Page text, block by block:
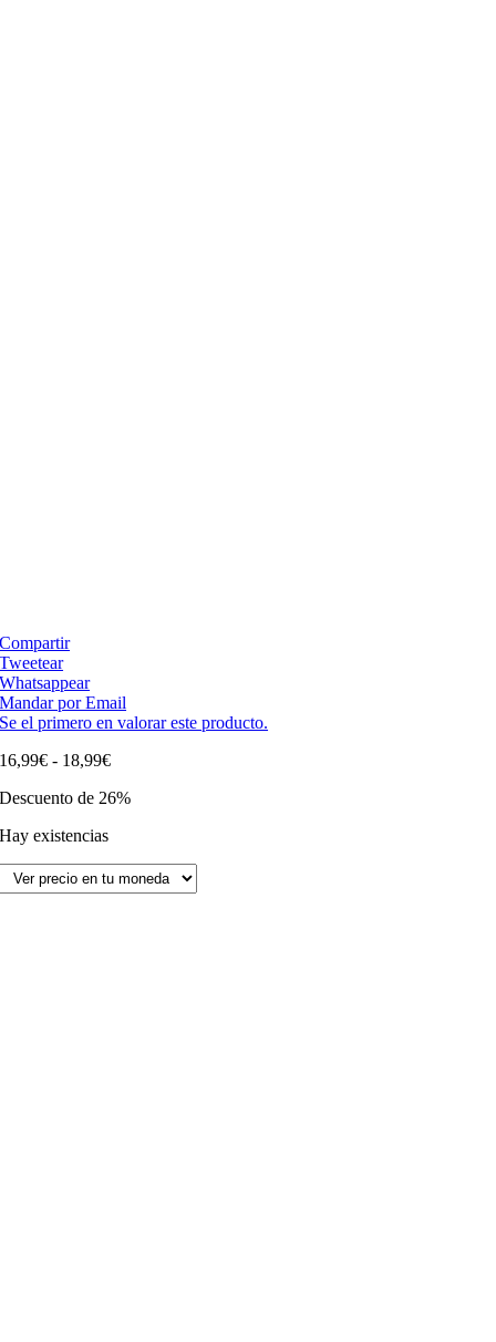
Compartir
Tweetear
Whatsappear
Mandar por Email
Se el primero en valorar este producto.
16,99€ - 18,99€Rango
precios:
18,99€
Descuento de 26%
Hay existencias